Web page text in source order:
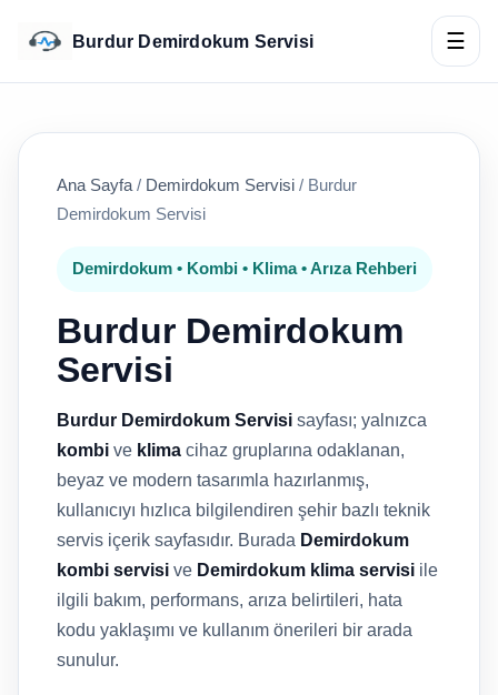
Burdur Demirdokum Servisi ☰
Ana Sayfa / Demirdokum Servisi / Burdur
Demirdokum Servisi
Demirdokum • Kombi • Klima • Arıza Rehberi
Burdur Demirdokum
Servisi
Burdur Demirdokum Servisi sayfası; yalnızca
kombi ve klima cihaz gruplarına odaklanan,
beyaz ve modern tasarımla hazırlanmış,
kullanıcıyı hızlıca bilgilendiren şehir bazlı teknik
servis içerik sayfasıdır. Burada Demirdokum
kombi servisi ve Demirdokum klima servisi ile
ilgili bakım, performans, arıza belirtileri, hata
kodu yaklaşımı ve kullanım önerileri bir arada
sunulur.